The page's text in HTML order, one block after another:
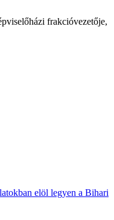
frakcióvezetője,
elöl legyen a Bihari